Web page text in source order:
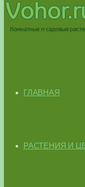
ГЛАВНАЯ
РАСТЕНИЯ И